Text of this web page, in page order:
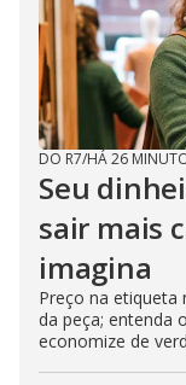
DO R7/HÁ 26
Seu
sair mais
imagina
Preço na etiqueta
da peça; entenda
economize de